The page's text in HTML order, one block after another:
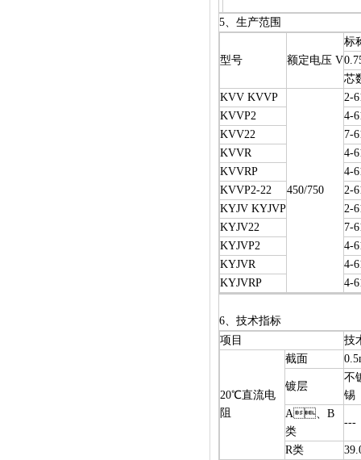
5、 生产范围
型号 额定电压 V
标
芯
KVV KVVP
450/750
2-
KVVP2
4-
KVV22
7-
KVVR
4-
KVVRP
4-
KVVP2-22
2-
KYJV KYJVP
2-
KYJV22
7-
KYJVP2
4-
KYJVR
4-
KYJVRP
4-
6、 技术指标
项目
技
20℃直流电
阻
截面
镀层
不
锡
A、B
类
---
R类